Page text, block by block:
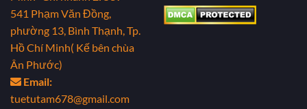
541 Phạm Văn Đồng,
phường 13, Bình Thạnh, Tp.
Hồ Chí Minh( Kế bên chùa
Ân Phước)
Email:
tuetutam678@gmail.com